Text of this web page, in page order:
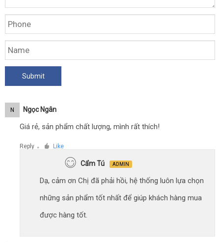
N Ngọc Ngân
Giá rẻ, sản phẩm chất lượng, mình rất thích!
Reply ● Like
Cẩm Tú ADMIN
Dạ, cảm ơn Chị đã phải hồi, hệ thống luôn lựa chọn
những sản phẩm tốt nhất để giúp khách hàng mua
được hàng tốt.